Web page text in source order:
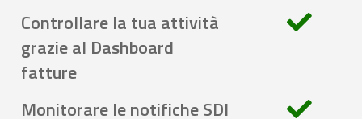
Controllare la tua attività
grazie al Dashboard
fatture
Monitorare le notifiche SDI